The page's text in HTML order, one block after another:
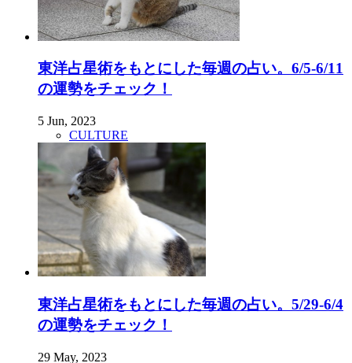
東洋占星術をもとにした毎週の占い。6/5-6/11
の運勢をチェック！
5 Jun, 2023
CULTURE
東洋占星術をもとにした毎週の占い。5/29-6/4
の運勢をチェック！
29 May, 2023